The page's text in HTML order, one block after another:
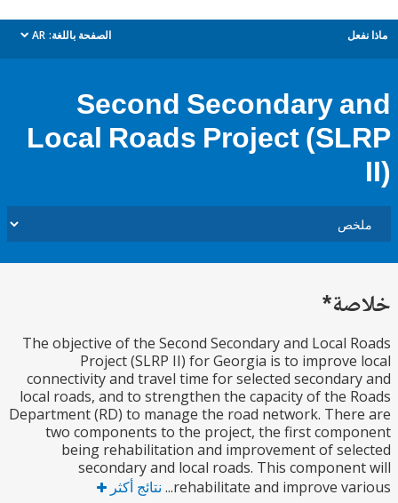
الصفحة باللغة: AR
dropdown
Second Secondary
Local Roads Project
The objective of the Second Secondary and Local
Project (SLRP II) for Georgia is to
connectivity and travel time for selected
local roads, and to strengthen the capacity of the
Department (RD) to manage the road network.
two components to the project, the first
being rehabilitation and improvement of
secondary and local roads. This
rehabilitate and improve
نتائج أكثر